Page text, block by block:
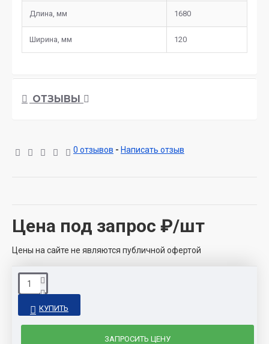
Длина, мм 1680
Ширина, мм 120
ОТЗЫВЫ
0 отзывов - Написать отзыв
Цена под запрос ₽/шт
Цены на сайте не являются публичной офертой
КУПИТЬ
ЗАПРОСИТЬ ЦЕНУ